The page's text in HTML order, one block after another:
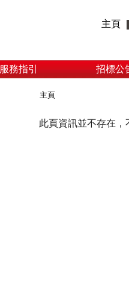
主頁
服務指引 招標公
主頁